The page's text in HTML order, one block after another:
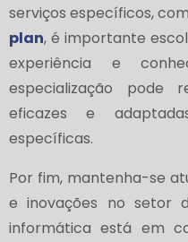
serviços específicos,
plan, é importante
experiência e
especialização pode
eficazes e
específicas.
Por fim, mantenha-se
e inovações no setor
informática está em